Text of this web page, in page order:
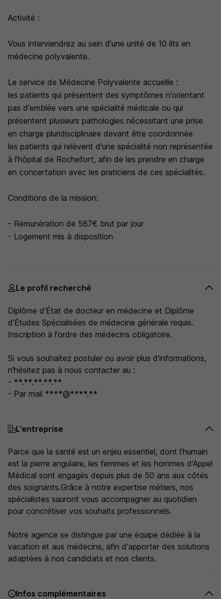
Activité :
Vous interviendrez au sein d'une unité de 10 lits en
médecine polyvalente.
Le service de Médecine Polyvalente accueille :
les patients qui présentent des symptômes n'orientant
pas d'emblée vers une spécialité médicale ou qui
présentent plusieurs pathologies nécessitant une prise
en charge pluridisciplinaire devant être coordonnée.
les patients qui relèvent d'une spécialité non représentée
à l'hôpital de Rochefort, afin de les prendre en charge
en concertation avec les praticiens de ces spécialités.
Conditions de la mission:
- Rémunération de 587€ brut par jour
- Logement mis à disposition
Le profil recherché
Diplôme d'État de docteur en médecine et Diplôme
d'Études Spécialisées de médecine générale requis.
Inscription à l'ordre des médecins obligatoire.
Si vous souhaitez postuler ou avoir plus d'informations,
n'hésitez pas à nous contacter au :
- **.**.**.**.**
- Par mail ****@****.**
L'entreprise
Parce que la santé est un enjeu essentiel, dont l'humain
est la pierre angulaire, les femmes et les hommes d'Appel
Médical sont engagés depuis plus de 50 ans aux côtés
des soignants.Grâce à notre expertise métiers, nos
spécialistes sauront vous accompagner au quotidien
pour concrétiser vos souhaits professionnels.
Notre agence se distingue par une équipe dédiée à la
vacation et aux médecins, afin d'apporter des solutions
adaptées à nos candidats et nos clients.
Infos complémentaires